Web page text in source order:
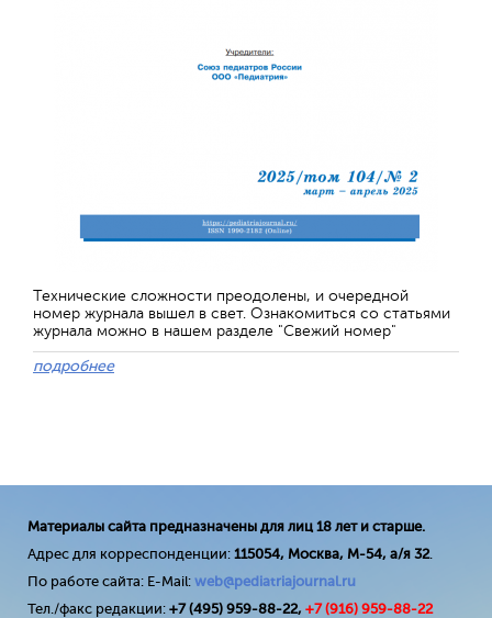
Технические сложности преодолены, и очередной
номер журнала вышел в свет. Ознакомиться со статьями
журнала можно в нашем разделе "Свежий номер"
подробнее
Материалы сайта предназначены для лиц 18 лет и старше.
Адрес для корреспонденции: 115054, Москва, М-54, а/я 32.
По работе сайта: E-Mail: web@pediatriajournal.ru
Тел./факс редакции: +7 (495) 959-88-22, +7 (916) 959-88-22